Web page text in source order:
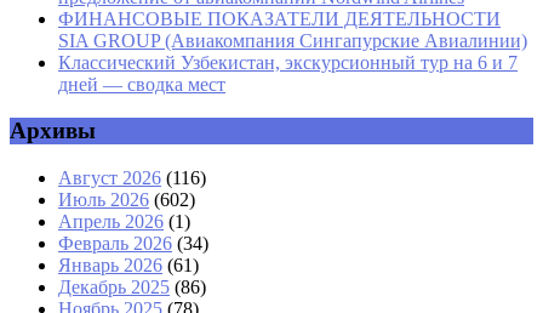
ФИНАНСОВЫЕ ПОКАЗАТЕЛИ ДЕЯТЕЛЬНОСТИ
SIA GROUP (Авиакомпания Сингапурские Авиалинии)
Классический Узбекистан, экскурсионный тур на 6 и 7
дней — сводка мест
Архивы
Август 2026 (116)
Июль 2026 (602)
Апрель 2026 (1)
Февраль 2026 (34)
Январь 2026 (61)
Декабрь 2025 (86)